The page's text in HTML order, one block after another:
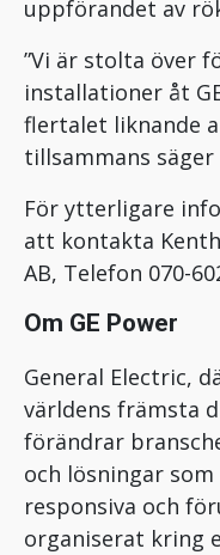
uppförandet av
”Vi är stolta över
installationer åt
flertalet liknande
tillsammans säger
För ytterligare
att kontakta
AB, Telefon 070-
Om GE Power
General Electric,
världens främsta
förändrar
och lösningar
responsiva och
organiserat kring